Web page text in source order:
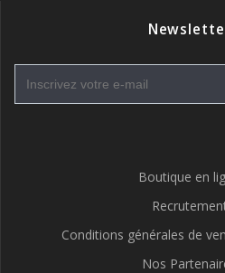
Boutique en
Conditions générales de
Nos